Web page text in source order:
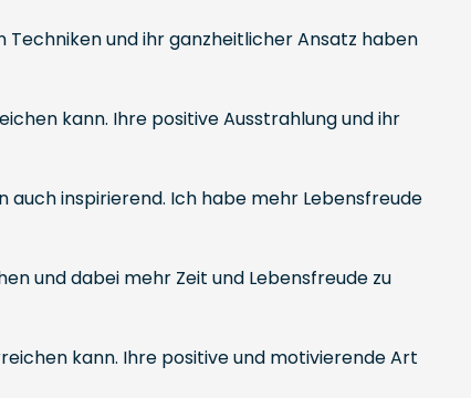
und ihr ganzheitlicher Ansatz haben
kann. Ihre positive Ausstrahlung und ihr
inspirierend. Ich habe mehr Lebensfreude
und dabei mehr Zeit und Lebensfreude zu
kann. Ihre positive und motivierende Art